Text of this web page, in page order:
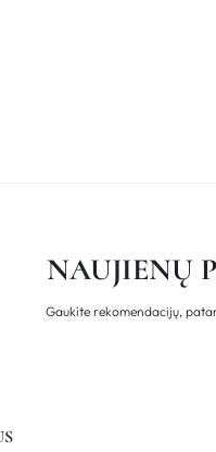
NAUJIENŲ
Gaukite rekomendacijų,